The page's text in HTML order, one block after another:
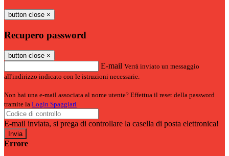
button close ×
Recupero password
button close ×
E-mail Verrà inviato un messaggio
all'indirizzo indicato con le istruzioni necessarie.
Non hai una e-mail associata al nome utente? Effettua il reset della password
tramite la Login Spaggiari
E-mail inviata, si prega di controllare la casella di posta elettronica!
Errore